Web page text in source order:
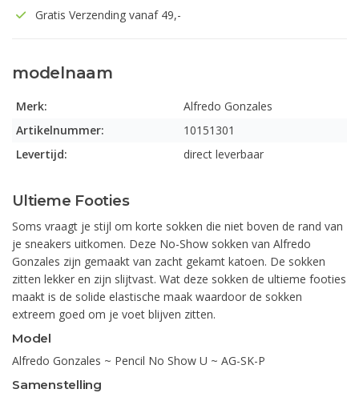
Gratis Verzending vanaf 49,-
modelnaam
Merk:
Alfredo Gonzales
Artikelnummer:
10151301
Levertijd:
direct leverbaar
Ultieme Footies
Soms vraagt je stijl om korte sokken die niet boven de rand van
je sneakers uitkomen. Deze No-Show sokken van Alfredo
Gonzales zijn gemaakt van zacht gekamt katoen. De sokken
zitten lekker en zijn slijtvast. Wat deze sokken de ultieme footies
maakt is de solide elastische maak waardoor de sokken
extreem goed om je voet blijven zitten.
Model
Alfredo Gonzales ~ Pencil No Show U ~ AG-SK-P
Samenstelling